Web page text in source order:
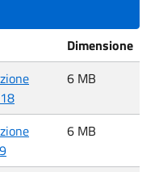
Dimensione
6 MB
6 MB